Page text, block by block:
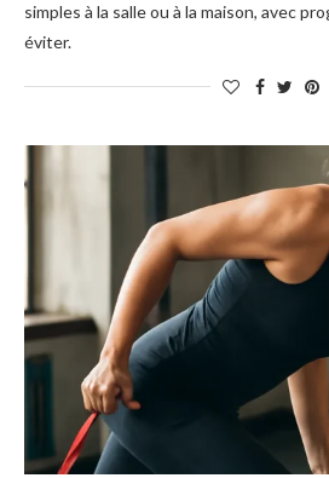
simples à la salle ou à la maison, avec
éviter.